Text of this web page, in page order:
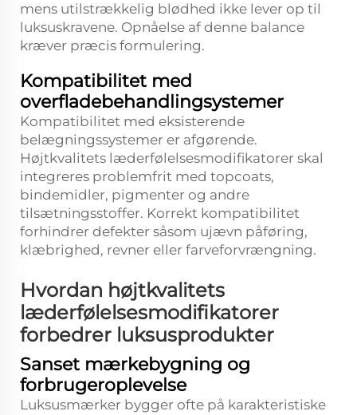
mens utilstrækkelig blødhed ikke lever op til
luksuskravene. Opnåelse af denne balance
kræver præcis formulering.
Kompatibilitet med
overfladebehandlingsystemer
Kompatibilitet med eksisterende
belægningssystemer er afgørende.
Højtkvalitets læderfølelsesmodifikatorer skal
integreres problemfrit med topcoats,
bindemidler, pigmenter og andre
tilsætningsstoffer. Korrekt kompatibilitet
forhindrer defekter såsom ujævn påføring,
klæbrighed, revner eller farveforvrængning.
Hvordan højtkvalitets
læderfølelsesmodifikatorer
forbedrer luksusprodukter
Sanset mærkebygning og
forbrugeroplevelse
Luksusmærker bygger ofte på karakteristiske